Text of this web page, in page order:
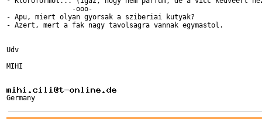
- Apu, miert olyan gyorsak a sziberiai kutyak?
- Azert, mert a fak nagy tavolsagra vannak egymastol.
Udv
MIHI